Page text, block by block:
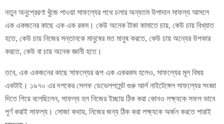
নতুন অনুপ্রেরণা খুঁজে পাওয়া সাফল্যের পথে চলার অন্যতম উপাদান সাফল্য আসলে
এক একজনের কাছে এক এক রকম। কেউ অনেক টাকা কামাতে চায়, কেউ চায় বিখ্যাত
হতে, কেউ চায় নিজের সন্তানকে মানুষের মত মানুষ করতে, কেউ চায় অন্যের উপকার
করতে, কেউ বা চায় অনেক জ্ঞানী হতে।
তবে, এক একজনের কাছে সাফল্যের রূপ এক একরকম হলেও, সাফল্যের মূল বিষয়
একটাই। ১৯৭০ এর দশকের সেলফ ডেভেলপমেন্ট গুরু আর্ল নাইটেঙ্গেল সাফল্যের সংজ্ঞা
দিতে গিয়ে বলেছিলেন, সাফল্য হল নিজের ইচ্ছায় ঠিক করা কোনও লক্ষ্যকে সফল ভাবে
পূর্ণ করাই সাফল্য। সোজা কথায়, নিজের জন্য ঠিক করা লক্ষ্যকে অর্জন করতে পারাই